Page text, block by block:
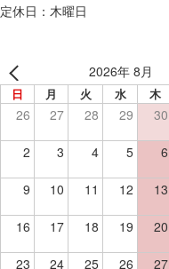
定休日：木曜日
2026年 8月
日 月 火 水 木
26 27 28 29 30
2 3 4 5 6
9 10 11 12 13
16 17 18 19 20
23 24 25 26 27